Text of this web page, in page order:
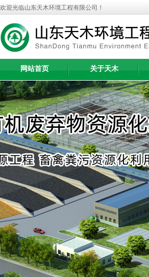
欢迎光临山东天木环境工程有限公司！
网站首页 关于天木